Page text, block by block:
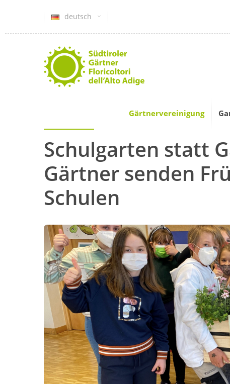
deutsch
Gärtnervereinigung
Schulgarten statt
Gärtner senden
Schulen